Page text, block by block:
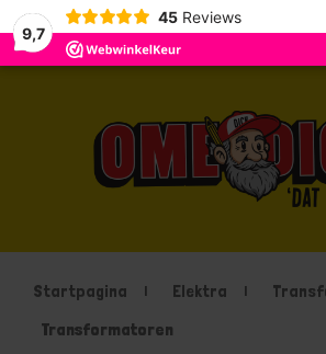
9,7
45 Reviews
Startpagina Elektra
Transformatoren